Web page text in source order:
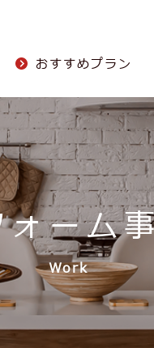
おすすめプラン
ォーム
Work